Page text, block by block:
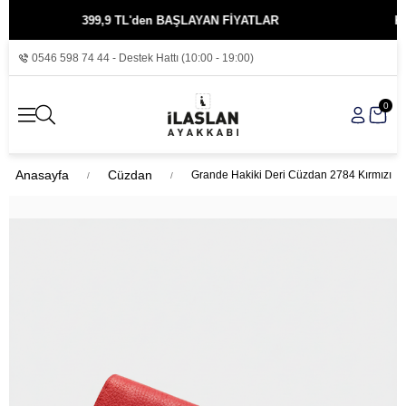
399,9 TL'den BAŞLAYAN FİYATLAR KREDİ
0546 598 74 44 - Destek Hattı (10:00 - 19:00)
0
Anasayfa Cüzdan Grande Hakiki Deri Cüzdan 2784 Kırmızı